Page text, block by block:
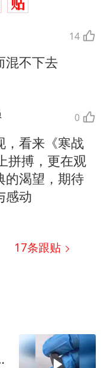
14
混不下去
0
，看来《寒战
拼搏，更在观
的渴望，期待
感动
17条跟贴